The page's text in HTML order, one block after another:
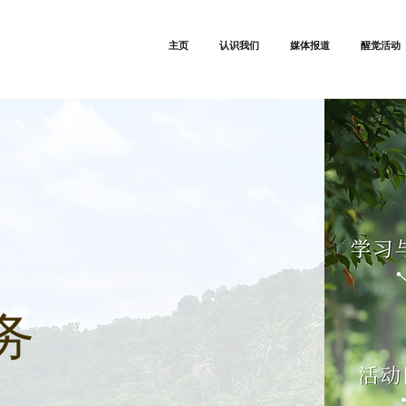
主页 认识我们 媒体报道 醒觉活动